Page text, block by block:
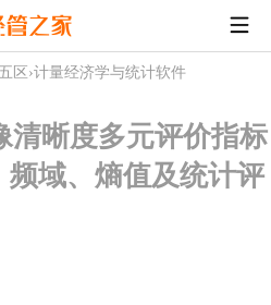
区 ›计量经济学与统计软件
清晰度多元评价指标
域、熵值及统计评